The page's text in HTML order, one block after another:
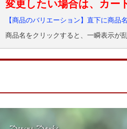
変更したい場合は、カー
【商品のバリエーション】直下に商
商品名をクリックすると、一瞬表示が乱